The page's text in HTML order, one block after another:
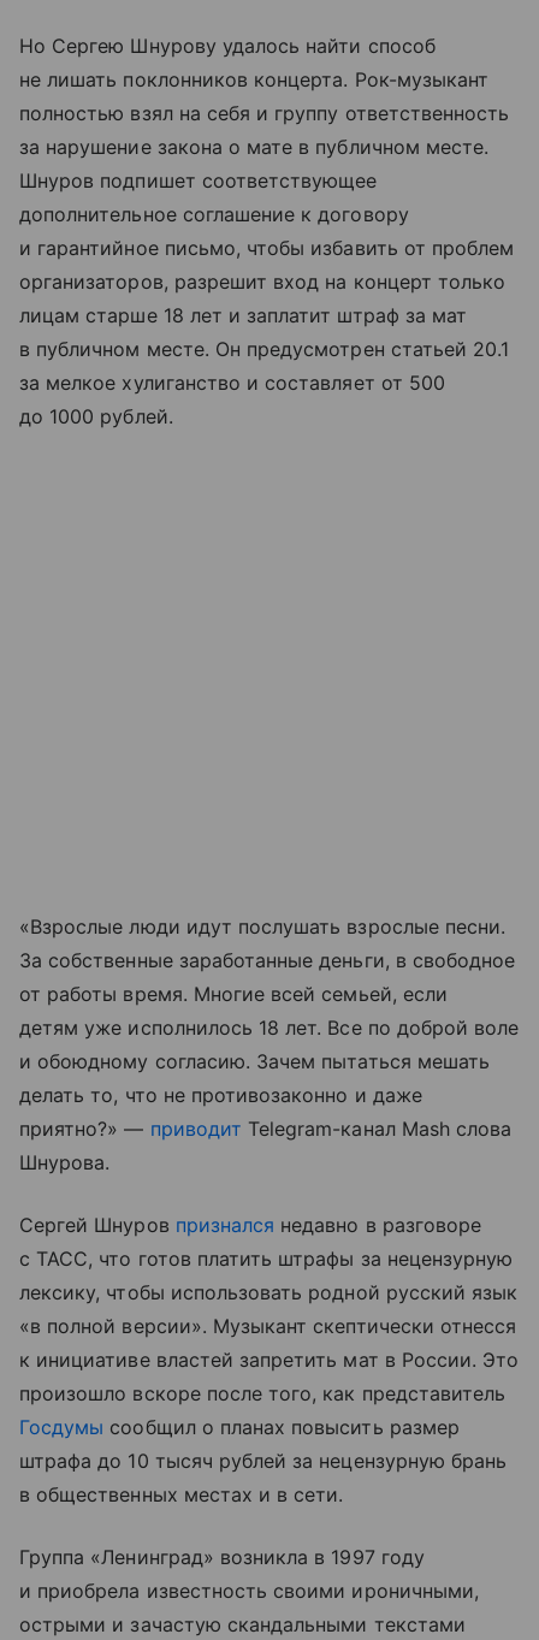
Но Сергею Шнурову удалось найти способ
не лишать поклонников концерта. Рок-музыкант
полностью взял на себя и группу ответственность
за нарушение закона о мате в публичном месте.
Шнуров подпишет соответствующее
дополнительное соглашение к договору
и гарантийное письмо, чтобы избавить от проблем
организаторов, разрешит вход на концерт только
лицам старше 18 лет и заплатит штраф за мат
в публичном месте. Он предусмотрен статьей 20.1
за мелкое хулиганство и составляет от 500
до 1000 рублей.
«Взрослые люди идут послушать взрослые песни.
За собственные заработанные деньги, в свободное
от работы время. Многие всей семьей, если
детям уже исполнилось 18 лет. Все по доброй воле
и обоюдному согласию. Зачем пытаться мешать
делать то, что не противозаконно и даже
приятно?» — приводит Telegram-канал Mash слова
Шнурова.
Сергей Шнуров признался недавно в разговоре
с ТАСС, что готов платить штрафы за нецензурную
лексику, чтобы использовать родной русский язык
«в полной версии». Музыкант скептически отнесся
к инициативе властей запретить мат в России. Это
произошло вскоре после того, как представитель
Госдумы сообщил о планах повысить размер
штрафа до 10 тысяч рублей за нецензурную брань
в общественных местах и в сети.
Группа «Ленинград» возникла в 1997 году
и приобрела известность своими ироничными,
острыми и зачастую скандальными текстами